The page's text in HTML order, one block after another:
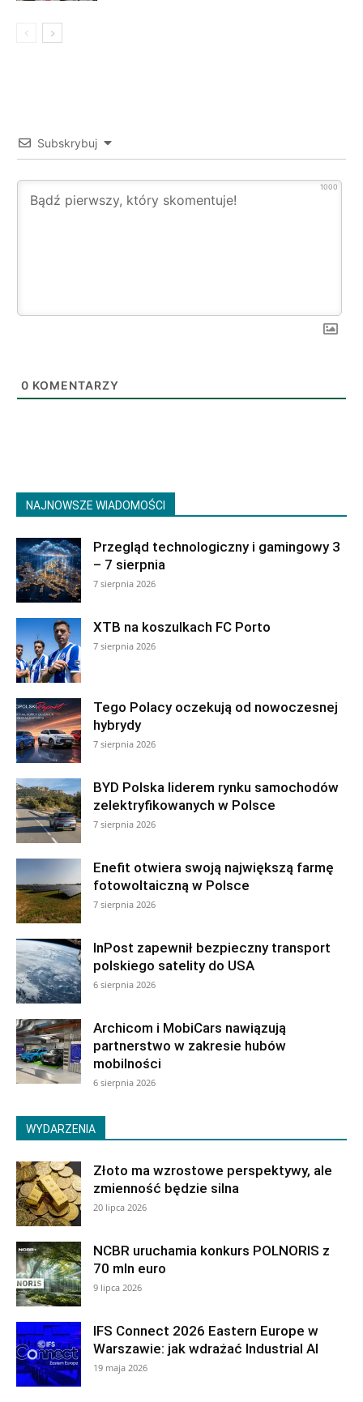
Subskrybuj
1000
0 KOMENTARZY
NAJNOWSZE WIADOMOŚCI
Przegląd technologiczny i gamingowy 3
– 7 sierpnia
7 sierpnia 2026
XTB na koszulkach FC Porto
7 sierpnia 2026
Tego Polacy oczekują od nowoczesnej
hybrydy
7 sierpnia 2026
BYD Polska liderem rynku samochodów
zelektryfikowanych w Polsce
7 sierpnia 2026
Enefit otwiera swoją największą farmę
fotowoltaiczną w Polsce
7 sierpnia 2026
InPost zapewnił bezpieczny transport
polskiego satelity do USA
6 sierpnia 2026
Archicom i MobiCars nawiązują
partnerstwo w zakresie hubów
mobilności
6 sierpnia 2026
WYDARZENIA
Złoto ma wzrostowe perspektywy, ale
zmienność będzie silna
20 lipca 2026
NCBR uruchamia konkurs POLNORIS z
70 mln euro
9 lipca 2026
IFS Connect 2026 Eastern Europe w
Warszawie: jak wdrażać Industrial AI
19 maja 2026